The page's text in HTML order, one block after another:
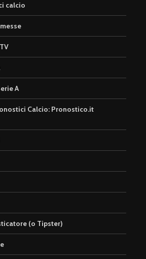
calcio
A
Calcio: Pronostico.it
(o Tipster)